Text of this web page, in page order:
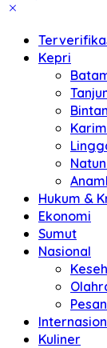
Kepri
Bintan
Hukum &
Ekonomi
Sumut
Nasional
Kuliner